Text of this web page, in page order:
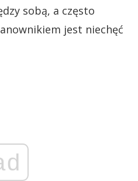
sobą, a często
jest niechęć